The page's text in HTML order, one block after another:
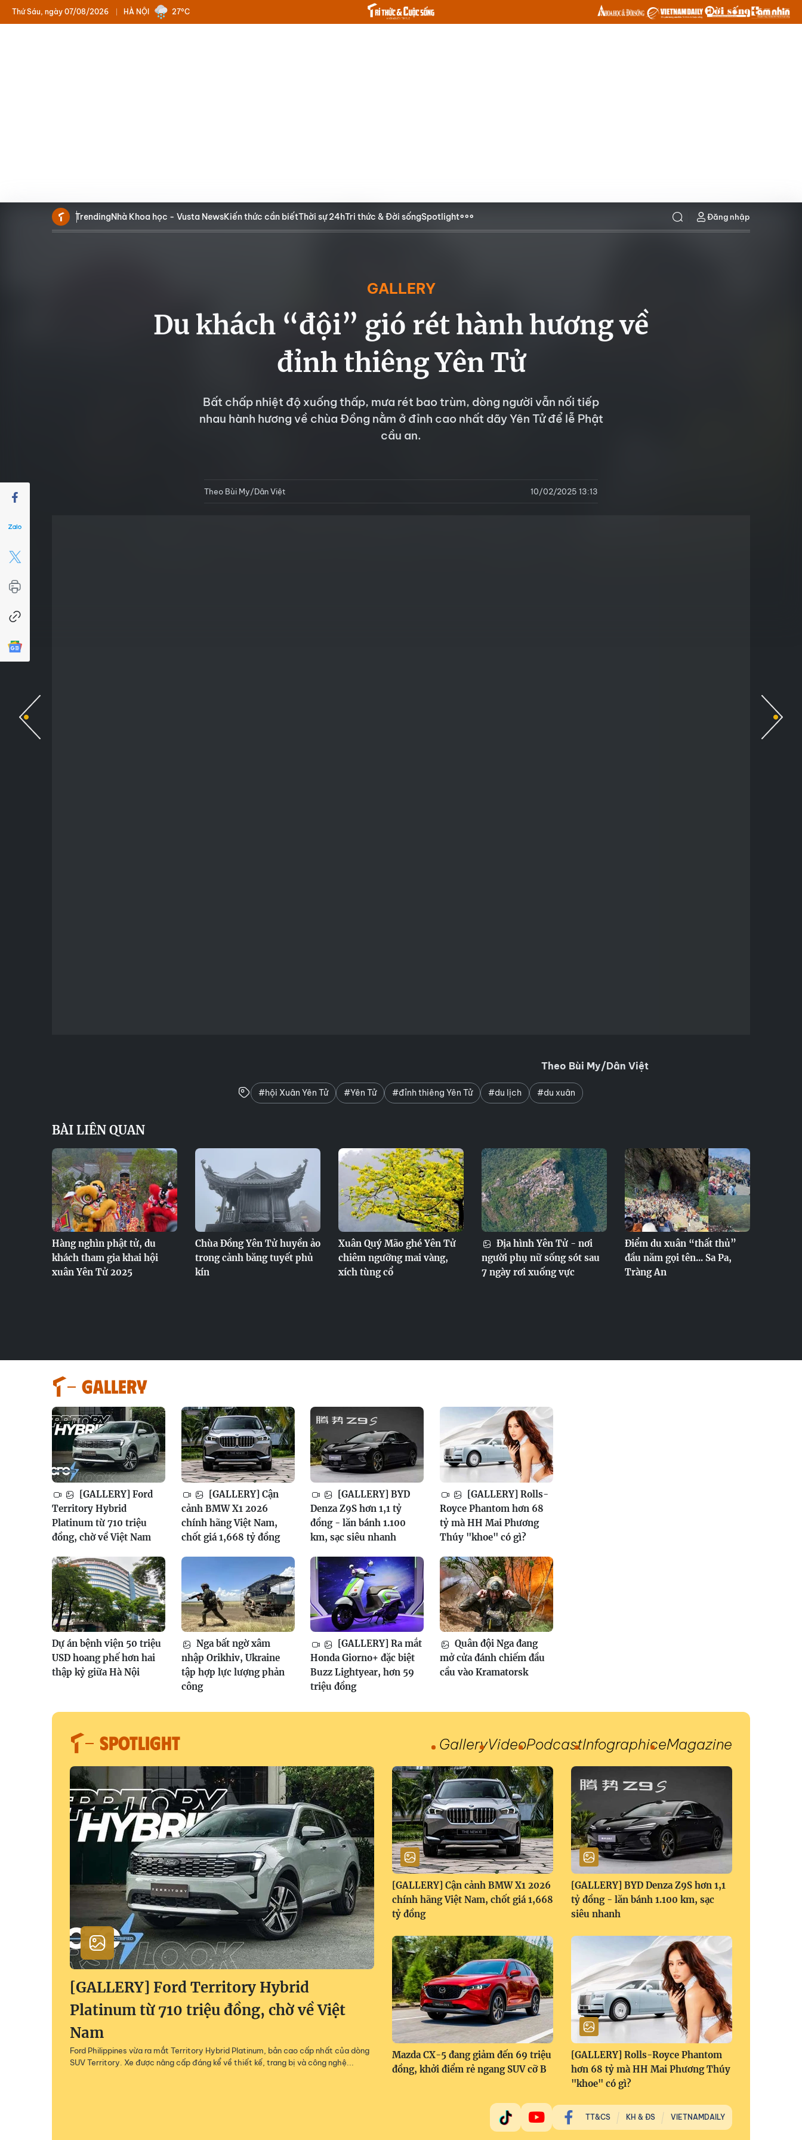
HÀ NỘI
Thứ Sáu, ngày 07/08/2026 27°C
TrendingNhà Khoa học - Vusta NewsKiến thức cần biếtThời sự 24hTri thức & Đời sốngSpotlight Đăng nhập
GALLERY
Du khách “đội” gió rét hành hương về
đỉnh thiêng Yên Tử
Bất chấp nhiệt độ xuống thấp, mưa rét bao trùm, dòng người vẫn nối tiếp
nhau hành hương về chùa Đồng nằm ở đỉnh cao nhất dãy Yên Tử để lễ Phật
cầu an.
Theo Bùi My/Dân Việt 10/02/2025 13:13
Theo Bùi My/Dân Việt
#hội Xuân Yên Tử #Yên Tử #đỉnh thiêng Yên Tử #du lịch #du xuân
BÀI LIÊN QUAN
Hàng nghìn phật tử, du
khách tham gia khai hội
xuân Yên Tử 2025
Chùa Đồng Yên Tử huyền ảo
trong cảnh băng tuyết phủ
kín
Xuân Quý Mão ghé Yên Tử
chiêm ngưỡng mai vàng,
xích tùng cổ
Địa hình Yên Tử - nơi
người phụ nữ sống sót sau
7 ngày rơi xuống vực
Điểm du xuân “thất thủ”
đầu năm gọi tên... Sa Pa,
Tràng An
GALLERY
[GALLERY] Ford
Territory Hybrid
Platinum từ 710 triệu
đồng, chờ về Việt Nam
[GALLERY] Cận
cảnh BMW X1 2026
chính hãng Việt Nam,
chốt giá 1,668 tỷ đồng
[GALLERY] BYD
Denza Z9S hơn 1,1 tỷ
đồng - lăn bánh 1.100
km, sạc siêu nhanh
[GALLERY] Rolls-
Royce Phantom hơn 68
tỷ mà HH Mai Phương
Thúy "khoe" có gì?
Dự án bệnh viện 50 triệu
USD hoang phế hơn hai
thập kỷ giữa Hà Nội
Nga bất ngờ xâm
nhập Orikhiv, Ukraine
tập hợp lực lượng phản
công
[GALLERY] Ra mắt
Honda Giorno+ đặc biệt
Buzz Lightyear, hơn 59
triệu đồng
Quân đội Nga đang
mở cửa đánh chiếm đầu
cầu vào Kramatorsk
SPOTLIGHT GalleryVideoPodcastInfographiceMagazine
[GALLERY] Ford Territory Hybrid
Platinum từ 710 triệu đồng, chờ về Việt
Nam
Ford Philippines vừa ra mắt Territory Hybrid Platinum, bản cao cấp nhất của dòng
SUV Territory. Xe được nâng cấp đáng kể về thiết kế, trang bị và công nghệ...
[GALLERY] Cận cảnh BMW X1 2026
chính hãng Việt Nam, chốt giá 1,668
tỷ đồng
[GALLERY] BYD Denza Z9S hơn 1,1
tỷ đồng - lăn bánh 1.100 km, sạc
siêu nhanh
Mazda CX-5 đang giảm đến 69 triệu
đồng, khởi điểm rẻ ngang SUV cỡ B
[GALLERY] Rolls-Royce Phantom
hơn 68 tỷ mà HH Mai Phương Thúy
"khoe" có gì?
TT&CS KH & ĐS VIETNAMDAILY